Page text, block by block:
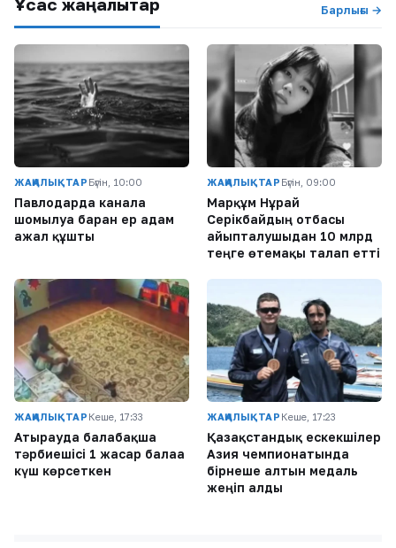
Ұқсас жаңалықтар Барлығы →
ЖАҢАЛЫҚТАР Бүгін, 10:00
Павлодарда каналға
шомылуға барған ер адам
ажал құшты
ЖАҢАЛЫҚТАР Бүгін, 09:00
Марқұм Нұрай
Серікбайдың отбасы
айыпталушыдан 10 млрд
теңге өтемақы талап етті
ЖАҢАЛЫҚТАР Кеше, 17:33
Атырауда балабақша
тәрбиешісі 1 жасар балаға
күш көрсеткен
ЖАҢАЛЫҚТАР Кеше, 17:23
Қазақстандық ескекшілер
Азия чемпионатында
бірнеше алтын медаль
жеңіп алды